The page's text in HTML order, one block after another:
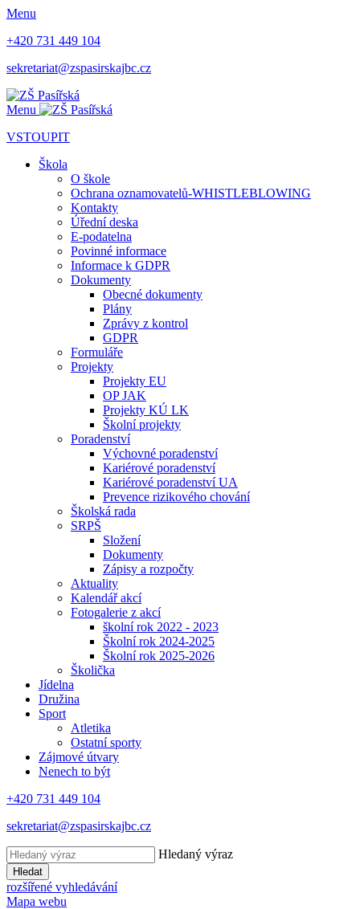
Menu
+420 731 449 104
sekretariat@zspasirskajbc.cz
Menu
VSTOUPIT
Škola
O škole
Ochrana oznamovatelů-WHISTLEBLOWING
Kontakty
Úřední deska
E-podatelna
Povinné informace
Informace k GDPR
Dokumenty
Obecné dokumenty
Plány
Zprávy z kontrol
GDPR
Formuláře
Projekty
Projekty EU
OP JAK
Projekty KÚ LK
Školní projekty
Poradenství
Výchovné poradenství
Kariérové poradenství
Kariérové poradenství UA
Prevence rizikového chování
Školská rada
SRPŠ
Složení
Dokumenty
Zápisy a rozpočty
Aktuality
Kalendář akcí
Fotogalerie z akcí
školní rok 2022 - 2023
Školní rok 2024-2025
Školní rok 2025-2026
Školička
Jídelna
Družina
Sport
Atletika
Ostatní sporty
Zájmové útvary
Nenech to být
+420 731 449 104
sekretariat@zspasirskajbc.cz
Hledaný výraz
Hledat
rozšířené vyhledávání
Mapa webu